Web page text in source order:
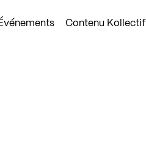
Contenu Kollectif